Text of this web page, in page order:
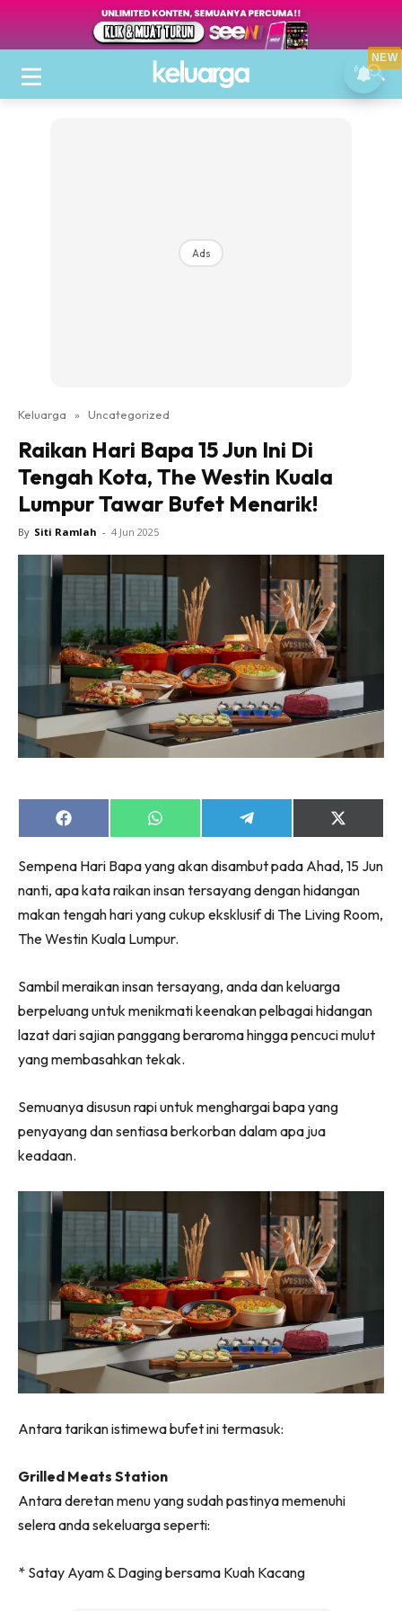
Ads
Keluarga » Uncategorized
Raikan Hari Bapa 15 Jun Ini Di
Tengah Kota, The Westin Kuala
Lumpur Tawar Bufet Menarik!
By Siti Ramlah - 4 Jun 2025
Share
on
Share
on
Share
on
Share
on
(Twitter)
Sempena Hari Bapa yang akan disambut pada Ahad, 15 Jun
nanti, apa kata raikan insan tersayang dengan hidangan
makan tengah hari yang cukup eksklusif di The Living Room,
The Westin Kuala Lumpur.
Sambil meraikan insan tersayang, anda dan keluarga
berpeluang untuk menikmati keenakan pelbagai hidangan
lazat dari sajian panggang beraroma hingga pencuci mulut
yang membasahkan tekak.
Semuanya disusun rapi untuk menghargai bapa yang
penyayang dan sentiasa berkorban dalam apa jua
keadaan.
Antara tarikan istimewa bufet ini termasuk:
Grilled Meats Station
Antara deretan menu yang sudah pastinya memenuhi
selera anda sekeluarga seperti:
* Satay Ayam & Daging bersama Kuah Kacang
NEW